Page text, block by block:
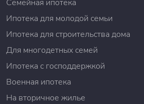
Семейная ипотека
Ипотека для молодой семьи
Ипотека для строительства дома
Для многодетных семей
Ипотека с господдержкой
Военная ипотека
На вторичное жилье